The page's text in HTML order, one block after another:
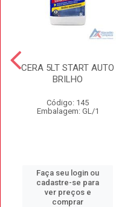
CERA 5LT START AUTO
BRILHO
Código: 145
Embalagem: GL/1
Faça seu login ou
cadastre-se para
ver preços e
comprar